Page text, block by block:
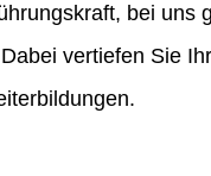
bei uns
vertiefen Sie